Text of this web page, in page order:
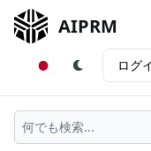
AIPRM
ログ